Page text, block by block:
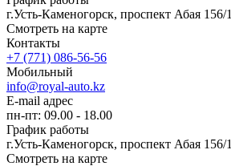
г.Усть-Каменогорск, проспект Абая 156/1
Смотреть на карте
Контакты
+7 (771) 086-56-56
Мобильный
info@royal-auto.kz
E-mail адрес
пн-пт: 09.00 - 18.00
График работы
г.Усть-Каменогорск, проспект Абая 156/1
Смотреть на карте